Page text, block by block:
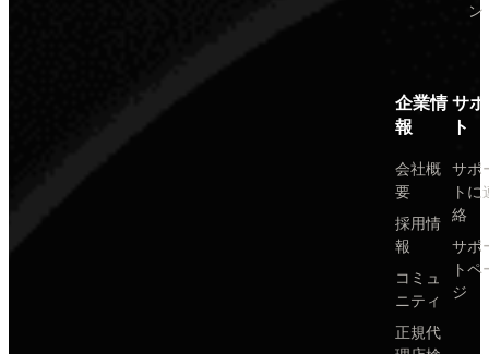
ン
企業情
報
会社概
要
採用情
報
コミュ
ニティ
正規代
サ
ト
サポ
トに
絡
サポ
トペ
ジ